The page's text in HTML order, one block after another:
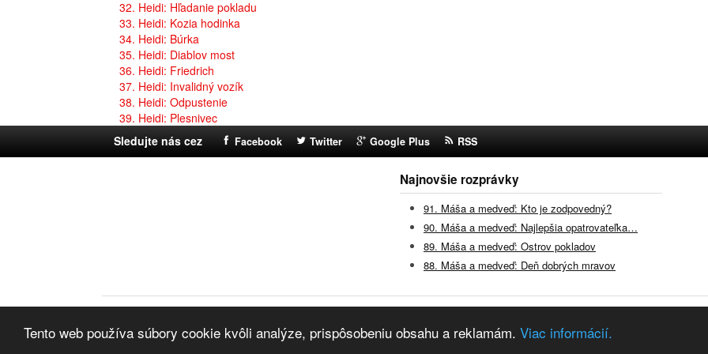
Tento web používa súbory cookie kvôli analýze, prispôsobeniu obsahu a reklamám. Viac informácií.
32. Heidi: Hľadanie pokladu
33. Heidi: Kozia hodinka
34. Heidi: Búrka
35. Heidi: Diablov most
36. Heidi: Friedrich
37. Heidi: Invalidný vozík
38. Heidi: Odpustenie
39. Heidi: Plesnivec
Sledujte nás cez Facebook Twitter Google Plus RSS
Najnovšie rozprávky
91. Máša a medveď: Kto je zodpovedný?
90. Máša a medveď: Najlepšia opatrovateľka…
89. Máša a medveď: Ostrov pokladov
88. Máša a medveď: Deň dobrých mravov
O stránke|Pravidlá používania |Ochrana súkromia